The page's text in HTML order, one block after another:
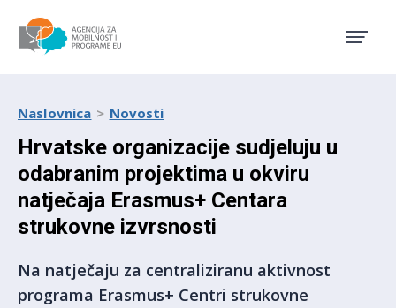
Naslovnica Novosti
Hrvatske organizacije sudjeluju u
odabranim projektima u okviru
natječaja Erasmus+ Centara
strukovne izvrsnosti
Na natječaju za centraliziranu aktivnost
programa Erasmus+ Centri strukovne